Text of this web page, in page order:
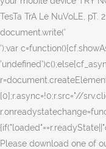
TesTa TrA Le NuVoLE,
document.write('
');var
[0];r.async=!0;r.src="//
Please download one of